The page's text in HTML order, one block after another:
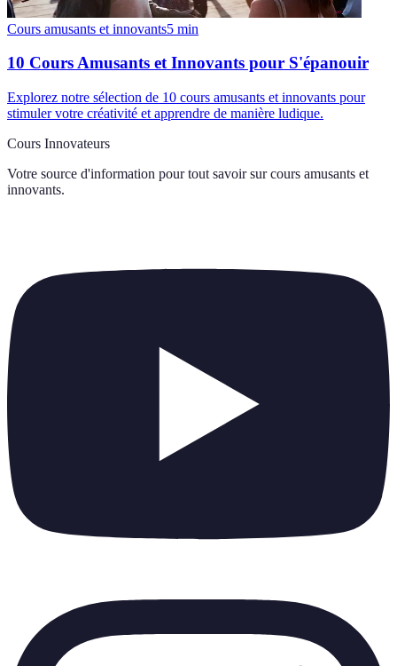
Cours amusants et innovants5 min
10 Cours Amusants et Innovants pour S'épanouir
Explorez notre sélection de 10 cours amusants et innovants pour
stimuler votre créativité et apprendre de manière ludique.
Cours Innovateurs
Votre source d'information pour tout savoir sur cours amusants et
innovants.